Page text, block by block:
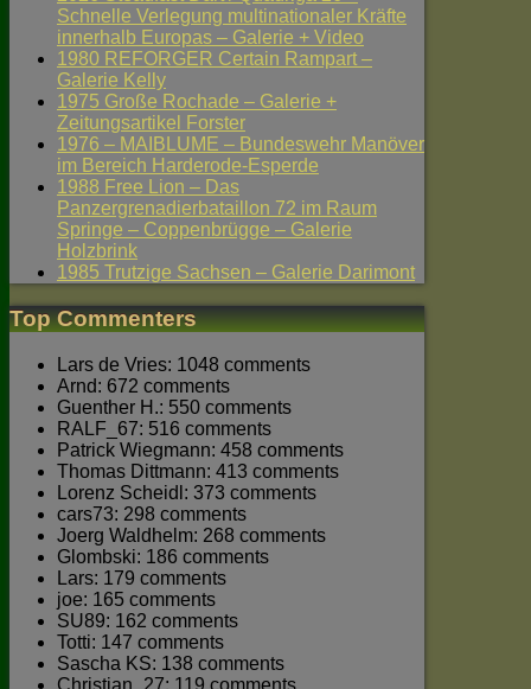
Schnelle Verlegung multinationaler Kräfte
innerhalb Europas – Galerie + Video
1980 REFORGER Certain Rampart –
Galerie Kelly
1975 Große Rochade – Galerie +
Zeitungsartikel Forster
1976 – MAIBLUME – Bundeswehr Manöver
im Bereich Harderode-Esperde
1988 Free Lion – Das
Panzergrenadierbataillon 72 im Raum
Springe – Coppenbrügge – Galerie
Holzbrink
1985 Trutzige Sachsen – Galerie Darimont
Top Commenters
Lars de Vries: 1048 comments
Arnd: 672 comments
Guenther H.: 550 comments
RALF_67: 516 comments
Patrick Wiegmann: 458 comments
Thomas Dittmann: 413 comments
Lorenz Scheidl: 373 comments
cars73: 298 comments
Joerg Waldhelm: 268 comments
Glombski: 186 comments
Lars: 179 comments
joe: 165 comments
SU89: 162 comments
Totti: 147 comments
Sascha KS: 138 comments
Christian_27: 119 comments